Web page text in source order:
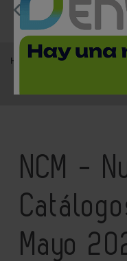
Home Kiosco NCM -
NCM -
Mayo